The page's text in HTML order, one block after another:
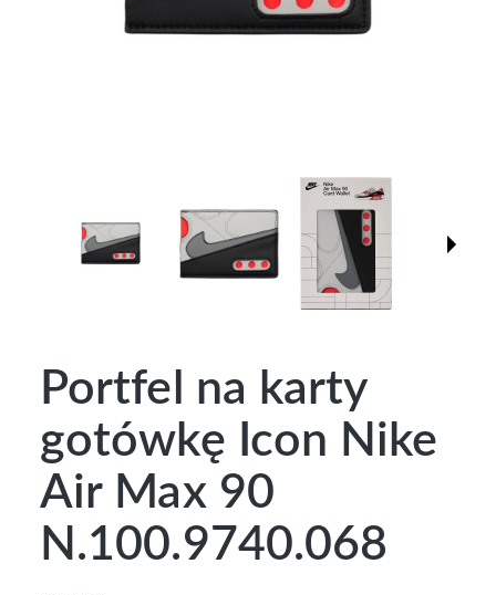
Portfel na karty
gotówkę Icon Nike
Air Max 90
N.100.9740.068